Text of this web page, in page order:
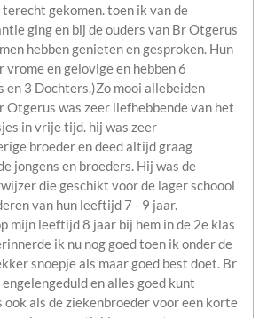
gekomen. toen ik van de
ging en bij de ouders van Br Otgerus
hebben genieten en gesproken. Hun
vrome en gelovige en hebben 6
en 3 Dochters.)Zo mooi allebeiden
Otgerus was zeer liefhebbende van het
in vrije tijd. hij was zeer
broeder en deed altijd graag
jongens en broeders. Hij was de
die geschikt voor de lager schoool
van hun leeftijd 7 - 9 jaar.
mijn leeftijd 8 jaar bij hem in de 2e klas
ik nu nog goed toen ik onder de
snoepje als maar goed best doet. Br
en alles goed kunt
ook als de ziekenbroeder voor een korte